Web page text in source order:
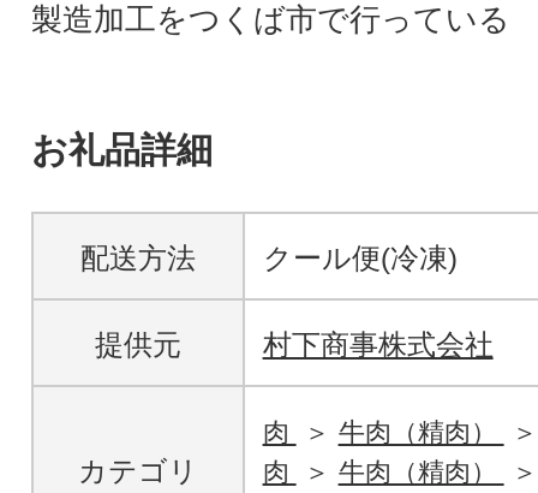
製造加工をつくば市で行っている
お礼品詳細
配送方法 クール便(冷凍)
提供元 村下商事株式会社
カテゴリ
肉
牛肉（精肉）
肉
牛肉（精肉）